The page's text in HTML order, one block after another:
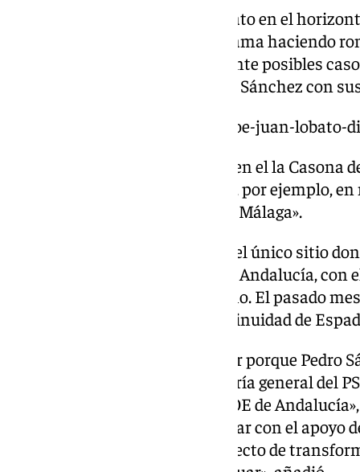
No sólo está la cuestión de Lobato en el
el ‘caso Koldo’ con Víctor de Aldama haciendo
comunicación, las sospechas ante posibles
equilibrio del Gobierno de Pedro Sánchez con
https://www.101tv.es/crisis-psoe-juan-
El también portavoz socialista en el la Casona
esperan «propuestas concretas, por ejemplo,
temas a debate en la ciudad- en Málaga».
La Comunidad de Madrid no es el único sitio
seno socialista. La situación en Andalucía, con
Espadas, está muy en entredicho. El pasado
Daniel Pérez sí respaldó la continuidad de
«Desde Málaga, vamos a apostar porque Pedro
Gobierno central y de la secretaría general del
como secretario general del PSOE de
socialista en Málaga. «Va a contar con el
para continuar, porque un proyecto de